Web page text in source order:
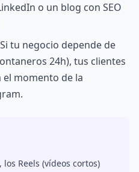
o un blog con SEO
Si tu negocio depende de
24h), tus clientes
el momento de la
Reels (vídeos cortos)